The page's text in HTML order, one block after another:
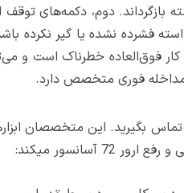
دوم، دکمه‌های
فشرده نشده یا گیر نکرده
کار فوق‌العاده خطرناک
تماس بگیرید. این متخصصان
میکند: